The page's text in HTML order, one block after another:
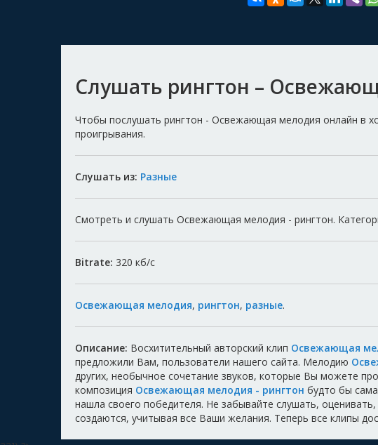
Слушать рингтон –
Чтобы послушать рингтон - Освежающая мелодия онлайн в
проигрывания.
Слушать из: Разные
Смотреть и слушать Освежающая мелодия - рингтон.
Bitrate: 320 кб/с
Освежающая мелодия, рингтон, разные.
Описание: Восхитительный авторский клип Освежающая
предложили Вам, пользователи нашего сайта. Мелодию
других, необычное сочетание звуков, которые Вы можете
композиция Освежающая мелодия - рингтон будто бы
нашла своего победителя. Не забывайте слушать,
создаются, учитывая все Ваши желания. Теперь все клипы